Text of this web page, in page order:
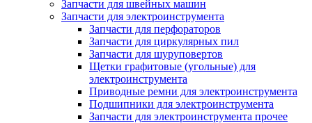
Запчасти для швейных машин
Запчасти для электроинструмента
Запчасти для перфораторов
Запчасти для циркулярных пил
Запчасти для шуруповертов
Щетки графитовые (угольные) для
электроинструмента
Приводные ремни для электроинструмента
Подшипники для электроинструмента
Запчасти для электроинструмента прочее